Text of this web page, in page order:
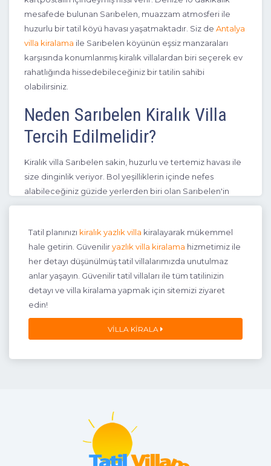
3+1 6 Kişi Beğen
mesafede bulunan Sarıbelen, muazzam atmosferi ile
huzurlu bir tatil köyü havası yaşatmaktadır. Siz de Antalya
villa kiralama ile Sarıbelen köyünün eşsiz manzaraları
karşısında konumlanmış kiralık villalardan biri seçerek ev
rahatlığında hissedebileceğiniz bir tatilin sahibi
olabilirsiniz.
Neden Sarıbelen Kiralık Villa
Tercih Edilmelidir?
Kiralık villa Sarıbelen sakin, huzurlu ve tertemiz havası ile
size dinginlik veriyor. Bol yeşilliklerin içinde nefes
alabileceğiniz güzide yerlerden biri olan Sarıbelen'in
güzelliklerini bizzat yerinde keşfedebilirsiniz. Bu güzel ve
tatilin tadını, aileniz ve sevdikleriniz ile beraber
çıkarabilirsiniz. Her ihtiyaca uygun şekilde dizayn edilmiş
villalardan dilediğinizi kiralayarak ev konforunu
yakalayabilirsiniz. Villalara ulaşımın kolay olması size
avantaj sağladığı için tercih sebebi olabiliyor. İster
havuzlu, ister korunaklı, isterseniz de çocuklarınız ile
keyifli vakit geçirebileceğiniz oyun parkı bulunanlardan
birini tercih edebilirsiniz.
Sarıbelen
Seçenekleri
Sarıbelen villa pek çok seçenekleri ile herkes için
Tatil planınızı kiralık yazlık villa kiralayarak mükemmel
hale getirin. Güveniliryazlık villa kiralama hizmetimiz ile
her detayı düşünülmüş tatil villalarımızda unutulmaz
anlar yaşayın. Güvenilir tatil villaları ile tüm tatilinizin
detayı ve villa kiralama yapmak için sitemizi ziyaret
edin!
VILLA KIRALA